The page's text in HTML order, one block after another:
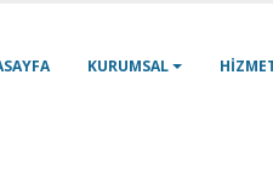
KURUMSAL